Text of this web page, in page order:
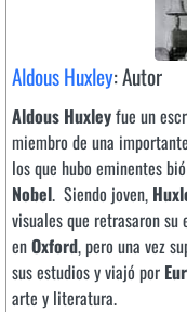
Aldous Huxley: Autor
Aldous Huxleyfue un
miembro de una
los que hubo eminentes
Nobel. Siendo joven,
visuales que retrasaron
enOxford, pero una vez
sus estudios y viajó por
arte y literatura.